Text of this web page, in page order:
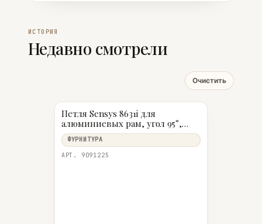
ИСТОРИЯ
Недавно смотрели
Очистить
Петля Sensys 8631i для
алюминиевых рам, угол 95°,
чашка TA32, навеска на среднюю
стенку (B 3), черный обсидиан
ФУРНИТУРА
АРТ. 9091225